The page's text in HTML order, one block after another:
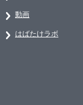
動画
はばたけラボ